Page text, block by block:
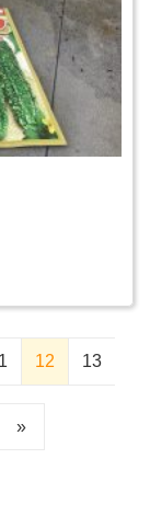
12 13
»